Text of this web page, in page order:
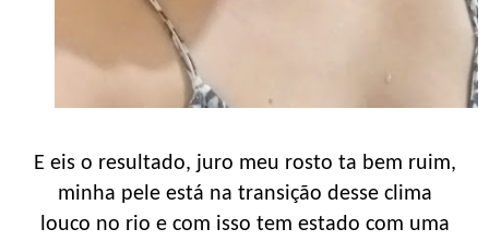
E eis o resultado, juro meu rosto ta bem ruim,
minha pele está na transição desse clima
louco no rio e com isso tem estado com uma